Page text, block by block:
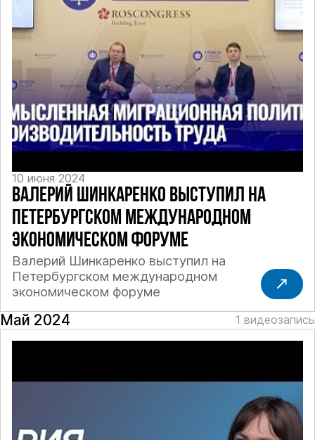
ВАЛЕРИЙ ШИНКАРЕНКО ВЫСТУПИЛ НА
ПЕТЕРБУРГСКОМ МЕЖДУНАРОДНОМ
ЭКОНОМИЧЕСКОМ ФОРУМЕ
10 июня 2024
Валерий Шинкаренко выступил на
Петербургском международном
экономическом форуме
Май 2024 1 видеозапись